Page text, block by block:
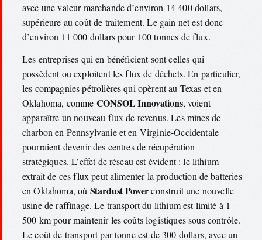
avec une valeur marchande d’environ 14 400 dollars,
supérieure au coût de traitement. Le gain net est donc
d’environ 11 000 dollars pour 100 tonnes de flux.
Les entreprises qui en bénéficient sont celles qui
possèdent ou exploitent les flux de déchets. En particulier,
les compagnies pétrolières qui opèrent au Texas et en
Oklahoma, comme CONSOL Innovations, voient
apparaître un nouveau flux de revenus. Les mines de
charbon en Pennsylvanie et en Virginie-Occidentale
pourraient devenir des centres de récupération
stratégiques. L’effet de réseau est évident : le lithium
extrait de ces flux peut alimenter la production de batteries
en Oklahoma, où Stardust Powerconstruit une nouvelle
usine de raffinage. Le transport du lithium est limité à 1
500 km pour maintenir les coûts logistiques sous contrôle.
Le coût de transport par tonne est de 300 dollars, avec un